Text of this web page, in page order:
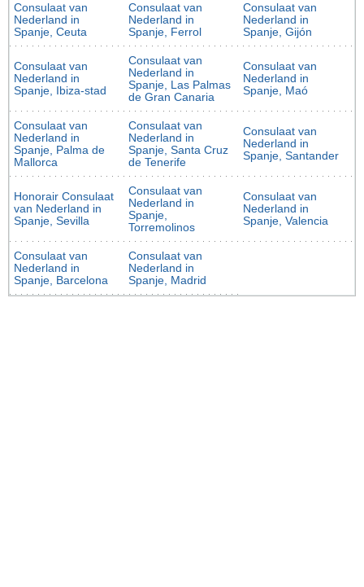
Consulaat van
Nederland in
Spanje, Ceuta
Consulaat van
Nederland in
Spanje, Ferrol
Consulaat van
Nederland in
Spanje, Gijón
Consulaat van
Nederland in
Spanje, Ibiza-stad
Consulaat van
Nederland in
Spanje, Las Palmas
de Gran Canaria
Consulaat van
Nederland in
Spanje, Maó
Consulaat van
Nederland in
Spanje, Palma de
Mallorca
Consulaat van
Nederland in
Spanje, Santa Cruz
de Tenerife
Consulaat van
Nederland in
Spanje, Santander
Honorair Consulaat
van Nederland in
Spanje, Sevilla
Consulaat van
Nederland in
Spanje,
Torremolinos
Consulaat van
Nederland in
Spanje, Valencia
Consulaat van
Nederland in
Spanje, Barcelona
Consulaat van
Nederland in
Spanje, Madrid